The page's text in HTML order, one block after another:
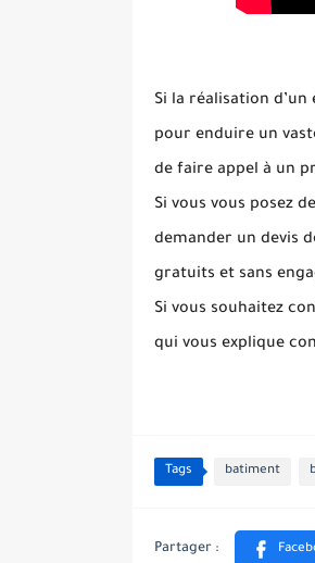
Si la réalisation
pour enduire un
de faire appel à un
Si vous vous posez
demander un devis
gratuits et sans
Si vous souhaitez
qui vous explique
Tags batiment